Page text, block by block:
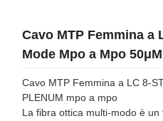
Cavo MTP Femmina a
Mode Mpo a Mpo
Cavo MTP Femmina a LC 8-
PLENUM mpo a mpo
La fibra ottica multi-modo è